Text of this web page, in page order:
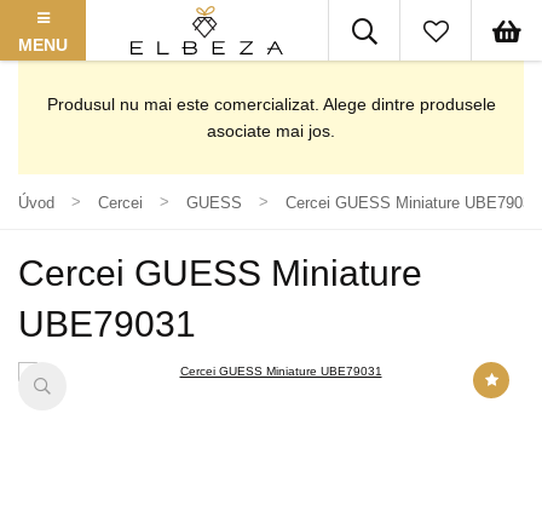
MENU
Produsul nu mai este comercializat. Alege dintre produsele
asociate mai jos.
Úvod Cercei GUESS Cercei GUESS Miniature UBE79031
Cercei GUESS Miniature
UBE79031